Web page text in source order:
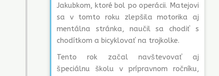
Jakubkom, ktoré bol po operácii. Matejovi
sa v tomto roku zlepšila motorika aj
mentálna stránka, naučil sa chodiť s
chodítkom a bicyklovať na trojkolke.
Tento rok začal navštevovať aj
špeciálnu školu v prípravnom ročníku,